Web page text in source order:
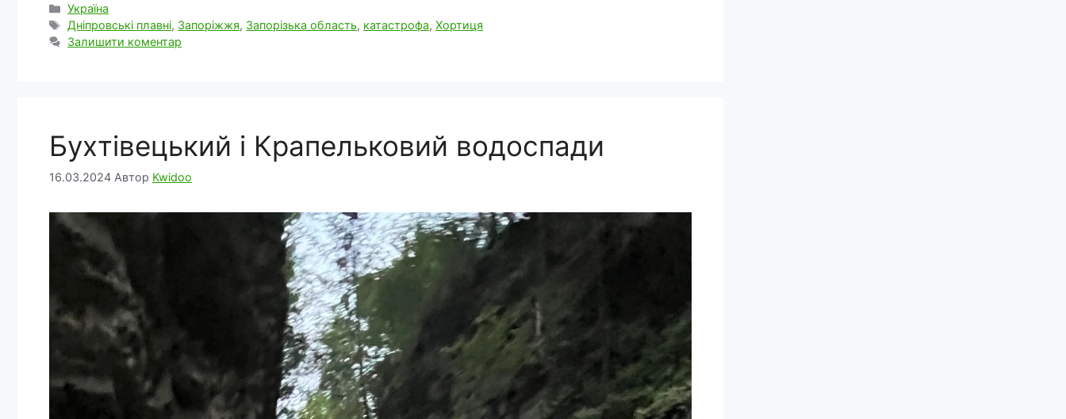
Категорії
Україна
Позначки
Дніпровські плавні, Запоріжжя, Запорізька область, катастрофа,Хортиця
Залишити коментар
Бухтівецький і Крапельковий водоспади
16.03.2024 Автор Kwidoo